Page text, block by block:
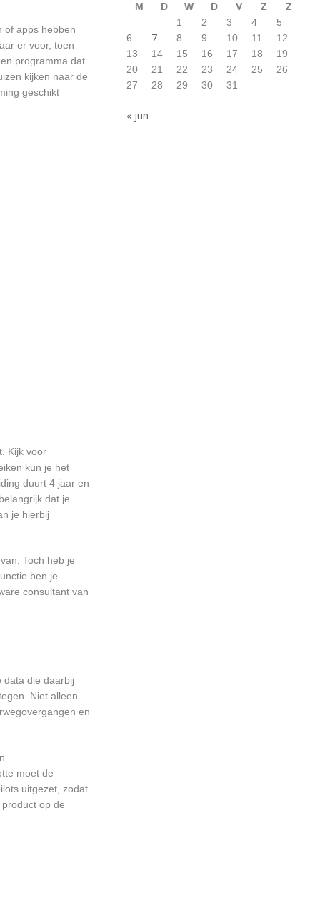
of apps hebben
er voor, toen
programma dat
kijken naar de
geschikt
Kijk voor
kun je het
duurt 4 jaar en
dat je
je hierbij
Toch heb je
ben je
consultant van
data die daarbij
Niet alleen
en
moet de
uitgezet, zodat
op de
M
D W D V Z
Z
1
2 3 4
5
6
7 8 9 10 11
12
13
14 15 16 17 18
19
20
21 22 23 24 25
26
27
28 29 30 31
« jun